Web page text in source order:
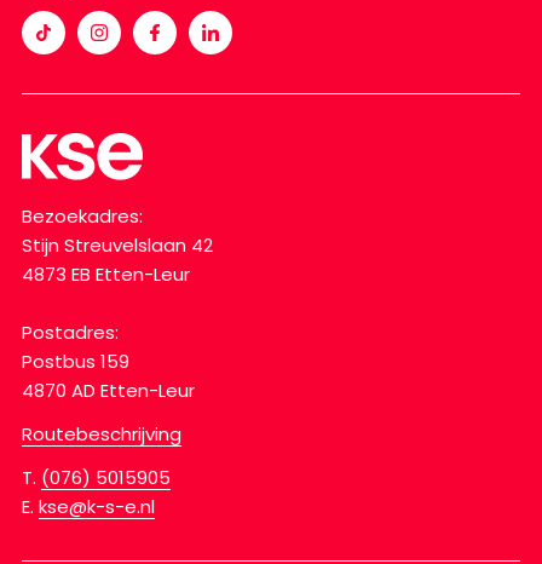
Bezoekadres:
Stijn Streuvelslaan 42
4873 EB Etten-Leur
Postadres:
Postbus 159
4870 AD Etten-Leur
Routebeschrijving
T. (076) 5015905
E. kse@k-s-e.nl